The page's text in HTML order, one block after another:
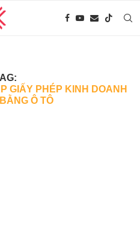
GIẤY PHÉP KINH DOANH
Ô TÔ